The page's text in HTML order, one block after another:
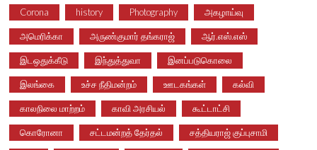
Corona history Photography அகழாய்வு
அமெரிக்கா அருண்குமார் தங்கராஜ் ஆர்.எஸ்.எஸ்
இடஒதுக்கீடு இந்துத்துவா இனப்படுகொலை
இலங்கை உச்ச நீதிமன்றம் ஊடகங்கள் கல்வி
காலநிலை மாற்றம் காவி அரசியல் கூட்டாட்சி
கொரோனா சட்டமன்றத் தேர்தல் சத்தியராஜ் குப்புசாமி